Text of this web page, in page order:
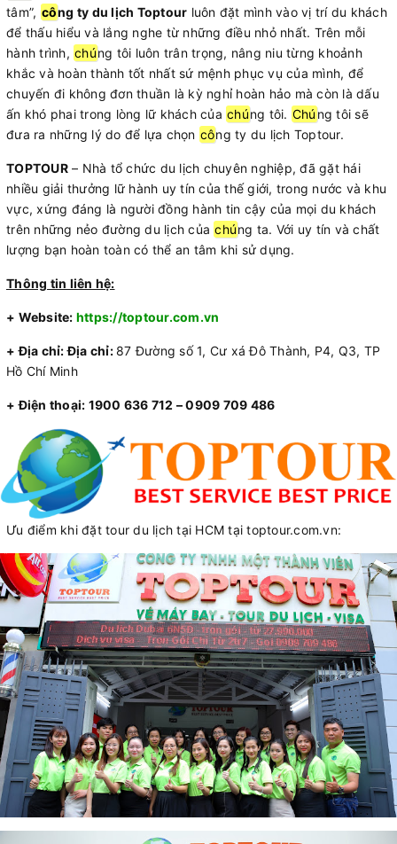
tâm”, công ty du lịch Toptour luôn đặt mình vào vị trí du khách
để thấu hiểu và lắng nghe từ những điều nhỏ nhất. Trên mỗi
hành trình, chúng tôi luôn trân trọng, nâng niu từng khoảnh
khắc và hoàn thành tốt nhất sứ mệnh phục vụ của mình, để
chuyến đi không đơn thuần là kỳ nghỉ hoàn hảo mà còn là dấu
ấn khó phai trong lòng lữ khách của chúng tôi. Chú ng tôi sẽ
đưa ra những lý do để lựa chọn công ty du lịch Toptour.
TOPTOUR– Nhà tổ chức du lịch chuyên nghiệp, đã gặt hái
nhiều giải thưởng lữ hành uy tín của thế giới, trong nước và khu
vực, xứng đáng là người đồng hành tin cậy của mọi du khách
trên những nẻo đường du lịch của chúng ta. Với uy tín và chất
lượng bạn hoàn toàn có thể an tâm khi sử dụng.
Thông tin liên hệ:
+ Website: https://toptour.com.vn
+ Địa chỉ:Địa chỉ: 87 Đường số 1, Cư xá Đô Thành, P4, Q3, TP
Hồ Chí Minh
+ Điện thoại: 1900 636 712 – 0909 709 486
Ưu điểm khi đặt tour du lịch tại HCM tại toptour.com.vn: